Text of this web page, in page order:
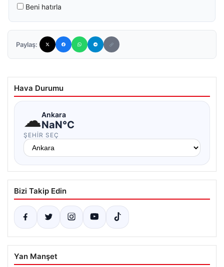
Beni hatırla
Paylaş:
Hava Durumu
☁Ankara
NaN°C
ŞEHIR SEÇ
Bizi Takip Edin
Yan Manşet